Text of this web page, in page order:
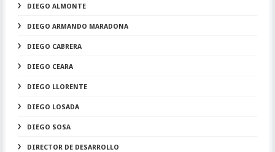
DIEGO ALMONTE
DIEGO ARMANDO MARADONA
DIEGO CABRERA
DIEGO CEARA
DIEGO LLORENTE
DIEGO LOSADA
DIEGO SOSA
DIRECTOR DE DESARROLLO